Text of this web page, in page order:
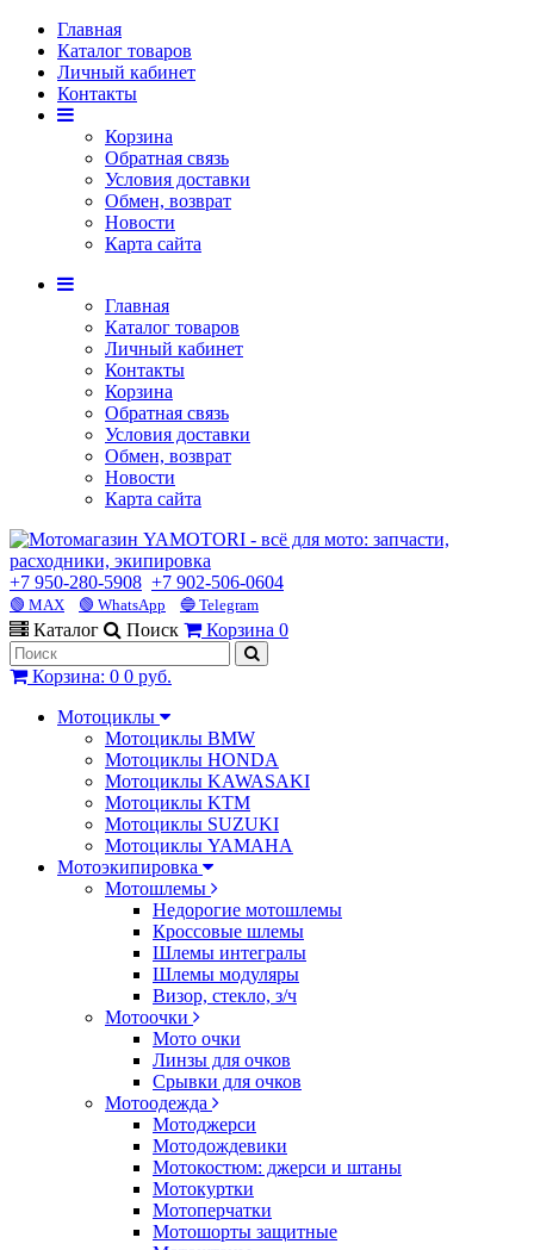
Главная
Каталог товаров
Личный кабинет
Контакты
Корзина
Обратная связь
Условия доставки
Обмен, возврат
Новости
Карта сайта
Главная
Каталог товаров
Личный кабинет
Контакты
Корзина
Обратная связь
Условия доставки
Обмен, возврат
Новости
Карта сайта
+7 950-280-5908 +7 902-506-0604
🟢 MAX 🟢 WhatsApp 🔵 Telegram
Каталог Поиск Корзина 0
Корзина: 0 0 руб.
Мотоциклы
Мотоциклы BMW
Мотоциклы HONDA
Мотоциклы KAWASAKI
Мотоциклы KTM
Мотоциклы SUZUKI
Мотоциклы YAMAHA
Мотоэкипировка
Мотошлемы
Недорогие мотошлемы
Кроссовые шлемы
Шлемы интегралы
Шлемы модуляры
Визор, стекло, з/ч
Мотоочки
Мото очки
Линзы для очков
Срывки для очков
Мотоодежда
Мотоджерси
Мотодождевики
Мотокостюм: джерси и штаны
Мотокуртки
Мотоперчатки
Мотошорты защитные